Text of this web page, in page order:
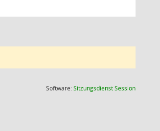
Software:SitzungsdienstSession(Wird in